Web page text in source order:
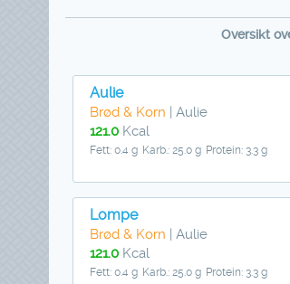
Oversikt
Aulie
Brød & Korn | Aulie
121.0 Kcal
Fett: 0.4 g Karb.: 25.0 g Protein: 3.3 g
Lompe
Brød & Korn | Aulie
121.0 Kcal
Fett: 0.4 g Karb.: 25.0 g Protein: 3.3 g